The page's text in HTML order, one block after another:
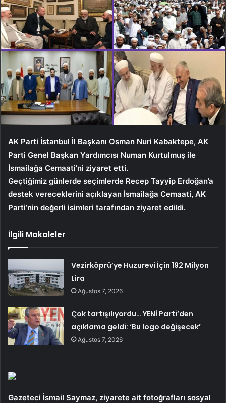
AK Parti İstanbul İl Başkanı Osman Nuri Kabaktepe, AK
Parti Genel Başkan Yardımcısı Numan Kurtulmuş ile
İsmailağa Cemaati’ni ziyaret etti.
Geçtiğimiz günlerde seçimlerde Recep Tayyip Erdoğan’a
destek vereceklerini açıklayan İsmailağa Cemaati, AK
Parti’nin değerli isimleri tarafından ziyaret edildi.
İlgili Makaleler
Vezirköprü’ye Huzurevi İçin 192 Milyon
Lira
Ağustos 7, 2026
Çok tartışılıyordu… YENİ Parti’den
açıklama geldi: ‘Bu logo değişecek’
Ağustos 7, 2026
Gazeteci İsmail Saymaz, ziyarete ait fotoğrafları sosyal